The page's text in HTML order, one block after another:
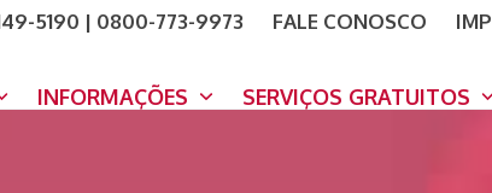
5190 | 0800-773-9973 FALE CONOSCO
INFORMAÇÕES SERVIÇOS GRATUITOS